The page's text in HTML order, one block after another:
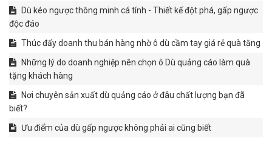
Dù kéo ngược thông minh cá tính - Thiết kế đột phá, gấp ngược
độc đáo
Thúc đẩy doanh thu bán hàng nhờ ô dù cầm tay giá rẻ quà tặng
Những lý do doanh nghiệp nên chọn ô Dù quảng cáo làm quà
tặng khách hàng
Nơi chuyên sản xuất dù quảng cáo ở đâu chất lượng bạn đã
biết?
Ưu điểm của dù gấp ngược không phải ai cũng biết